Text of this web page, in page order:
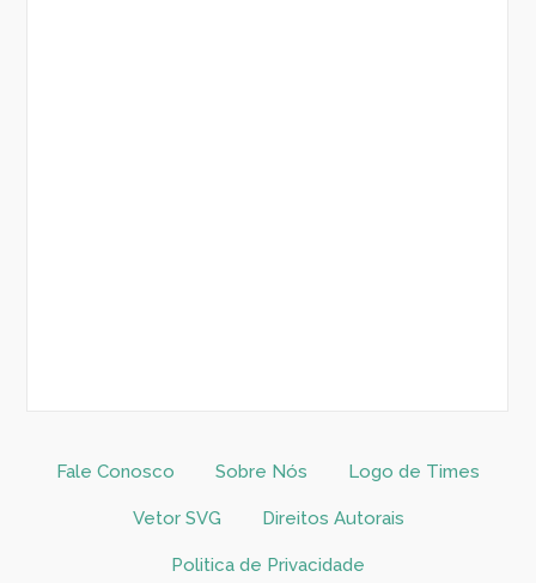
Fale Conosco Sobre Nós Logo de Times
Vetor SVG Direitos Autorais
Politica de Privacidade